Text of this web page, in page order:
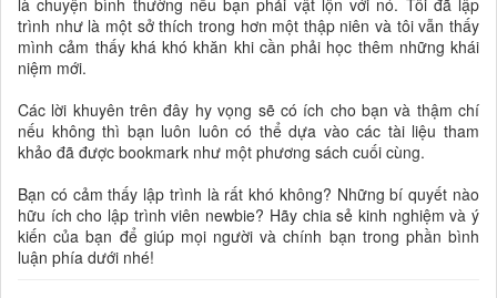
trình như là một sở thích trong hơn một thập niên và tôi vẫn thấy
mình cảm thấy khá khó khăn khi cần phải học thêm những khái
niệm mới.
Các lời khuyên trên đây hy vọng sẽ có ích cho bạn và thậm chí
nếu không thì bạn luôn luôn có thể dựa vào các tài liệu tham
khảo đã được bookmark như một phương sách cuối cùng.
Bạn có cảm thấy lập trình là rất khó không? Những bí quyết nào
hữu ích cho lập trình viên newbie? Hãy chia sẻ kinh nghiệm và ý
kiến của bạn để giúp mọi người và chính bạn trong phần bình
luận phía dưới nhé!